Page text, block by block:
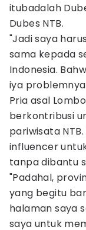
itubadalah
Dubes NTB.
"Jadi saya
sama kepada
Indonesia.
iya problemnya
Pria asal
berkontribusi
pariwisata
influencer
tanpa dibantu
"Padahal,
yang begitu
halaman saya
saya untuk